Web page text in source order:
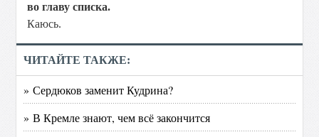
во главу списка.
Каюсь.
ЧИТАЙТЕ ТАКЖЕ:
» Сердюков заменит Кудрина?
» В Кремле знают, чем всё закончится